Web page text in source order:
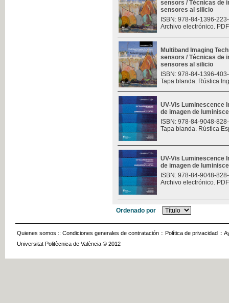
sensors / Técnicas de
sensores al silicio
ISBN: 978-84-1396-
Archivo electrónico.
Multiband Imaging
sensors / Técnicas de
sensores al silicio
ISBN: 978-84-1396-
Tapa blanda. Rústica
UV-Vis Luminescence
de imagen de
ISBN: 978-84-9048-
Tapa blanda. Rústica
UV-Vis Luminescence
de imagen de
ISBN: 978-84-9048-
Archivo electrónico.
Ordenado por
Quienes somos :: Condiciones generales de contratación :: Política de privacidad ::
Universitat Politècnica de València © 2012